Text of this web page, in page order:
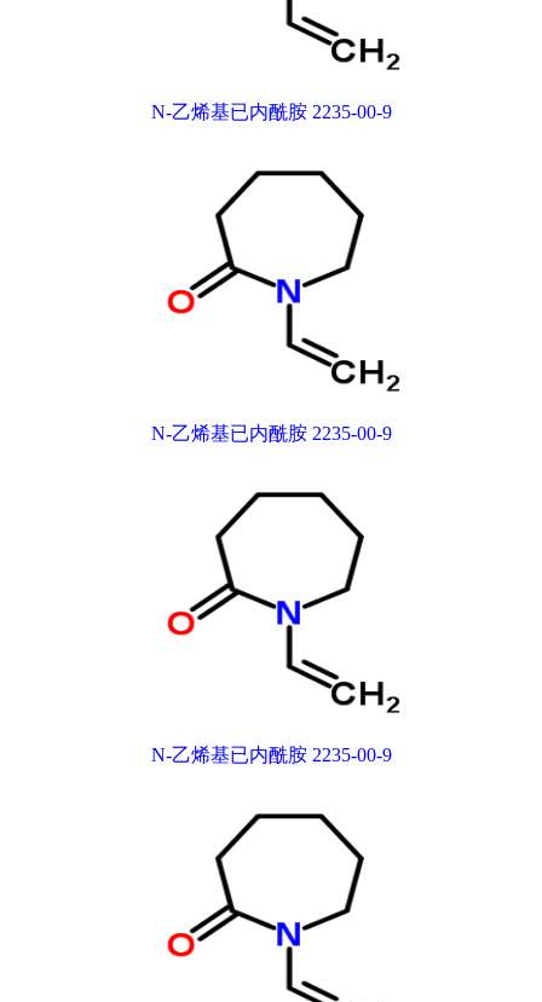
N-乙烯基已内酰胺 2235-00-9
N-乙烯基已内酰胺 2235-00-9
N-乙烯基已内酰胺 2235-00-9